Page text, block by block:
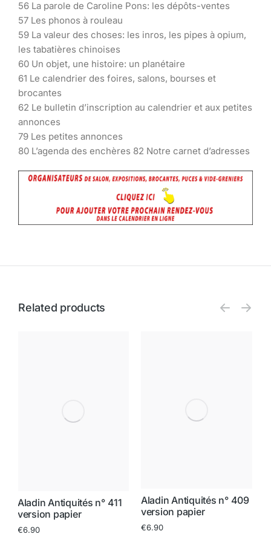
56 La parole de Caroline Pons: les dépôts-ventes
57 Les phonos à rouleau
59 La valeur des choses: les inros, les pipes à opium,
les tabatières chinoises
60 Un objet, une histoire: un planétaire
61 Le calendrier des foires, salons, bourses et
brocantes
62 Le bulletin d’inscription au calendrier et aux petites
annonces
79 Les petites annonces
80 L’agenda des enchères 82 Notre carnet d’adresses
Related products
Aladin Antiquités n° 411
version papier
€6.90
Aladin Antiquités n° 409
version papier
€6.90